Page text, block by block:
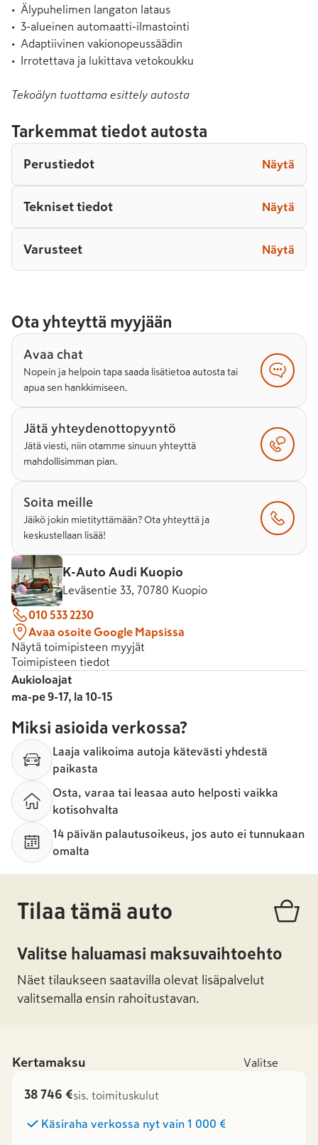
•  Älypuhelimen langaton lataus
•  3-alueinen automaatti-ilmastointi
•  Adaptiivinen vakionopeussäädin
•  Irrotettava ja lukittava vetokoukku
Tekoälyn tuottama esittely autosta
Tarkemmat tiedot autosta
Perustiedot Näytä
Tekniset tiedot Näytä
Varusteet Näytä
Ota yhteyttä myyjään
Avaa chat
Nopein ja helpoin tapa saada lisätietoa autosta tai
apua sen hankkimiseen.
Jätä yhteydenottopyyntö
Jätä viesti, niin otamme sinuun yhteyttä
mahdollisimman pian.
Soita meille
Jäikö jokin mietityttämään? Ota yhteyttä ja
keskustellaan lisää!
K-Auto Audi Kuopio
Leväsentie 33, 70780 Kuopio
010 533 2230
Avaa osoite Google Mapsissa
Näytä toimipisteen myyjät
Toimipisteen tiedot
Aukioloajat
ma-pe 9-17, la 10-15
Miksi asioida verkossa?
Laaja valikoima autoja kätevästi yhdestä
paikasta
Osta, varaa tai leasaa auto helposti vaikka
kotisohvalta
14 päivän palautusoikeus, jos auto ei tunnukaan
omalta
Tilaa tämä auto
Valitse haluamasi maksuvaihtoehto
Näet tilaukseen saatavilla olevat lisäpalvelut
valitsemalla ensin rahoitustavan.
Kertamaksu Valitse
38 746 €sis. toimituskulut
Käsiraha verkossa nyt vain 1 000 €